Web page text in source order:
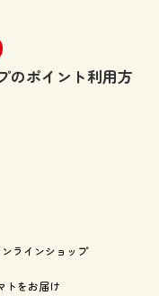
のポイント利用方
ンラインショップ
トをお届け